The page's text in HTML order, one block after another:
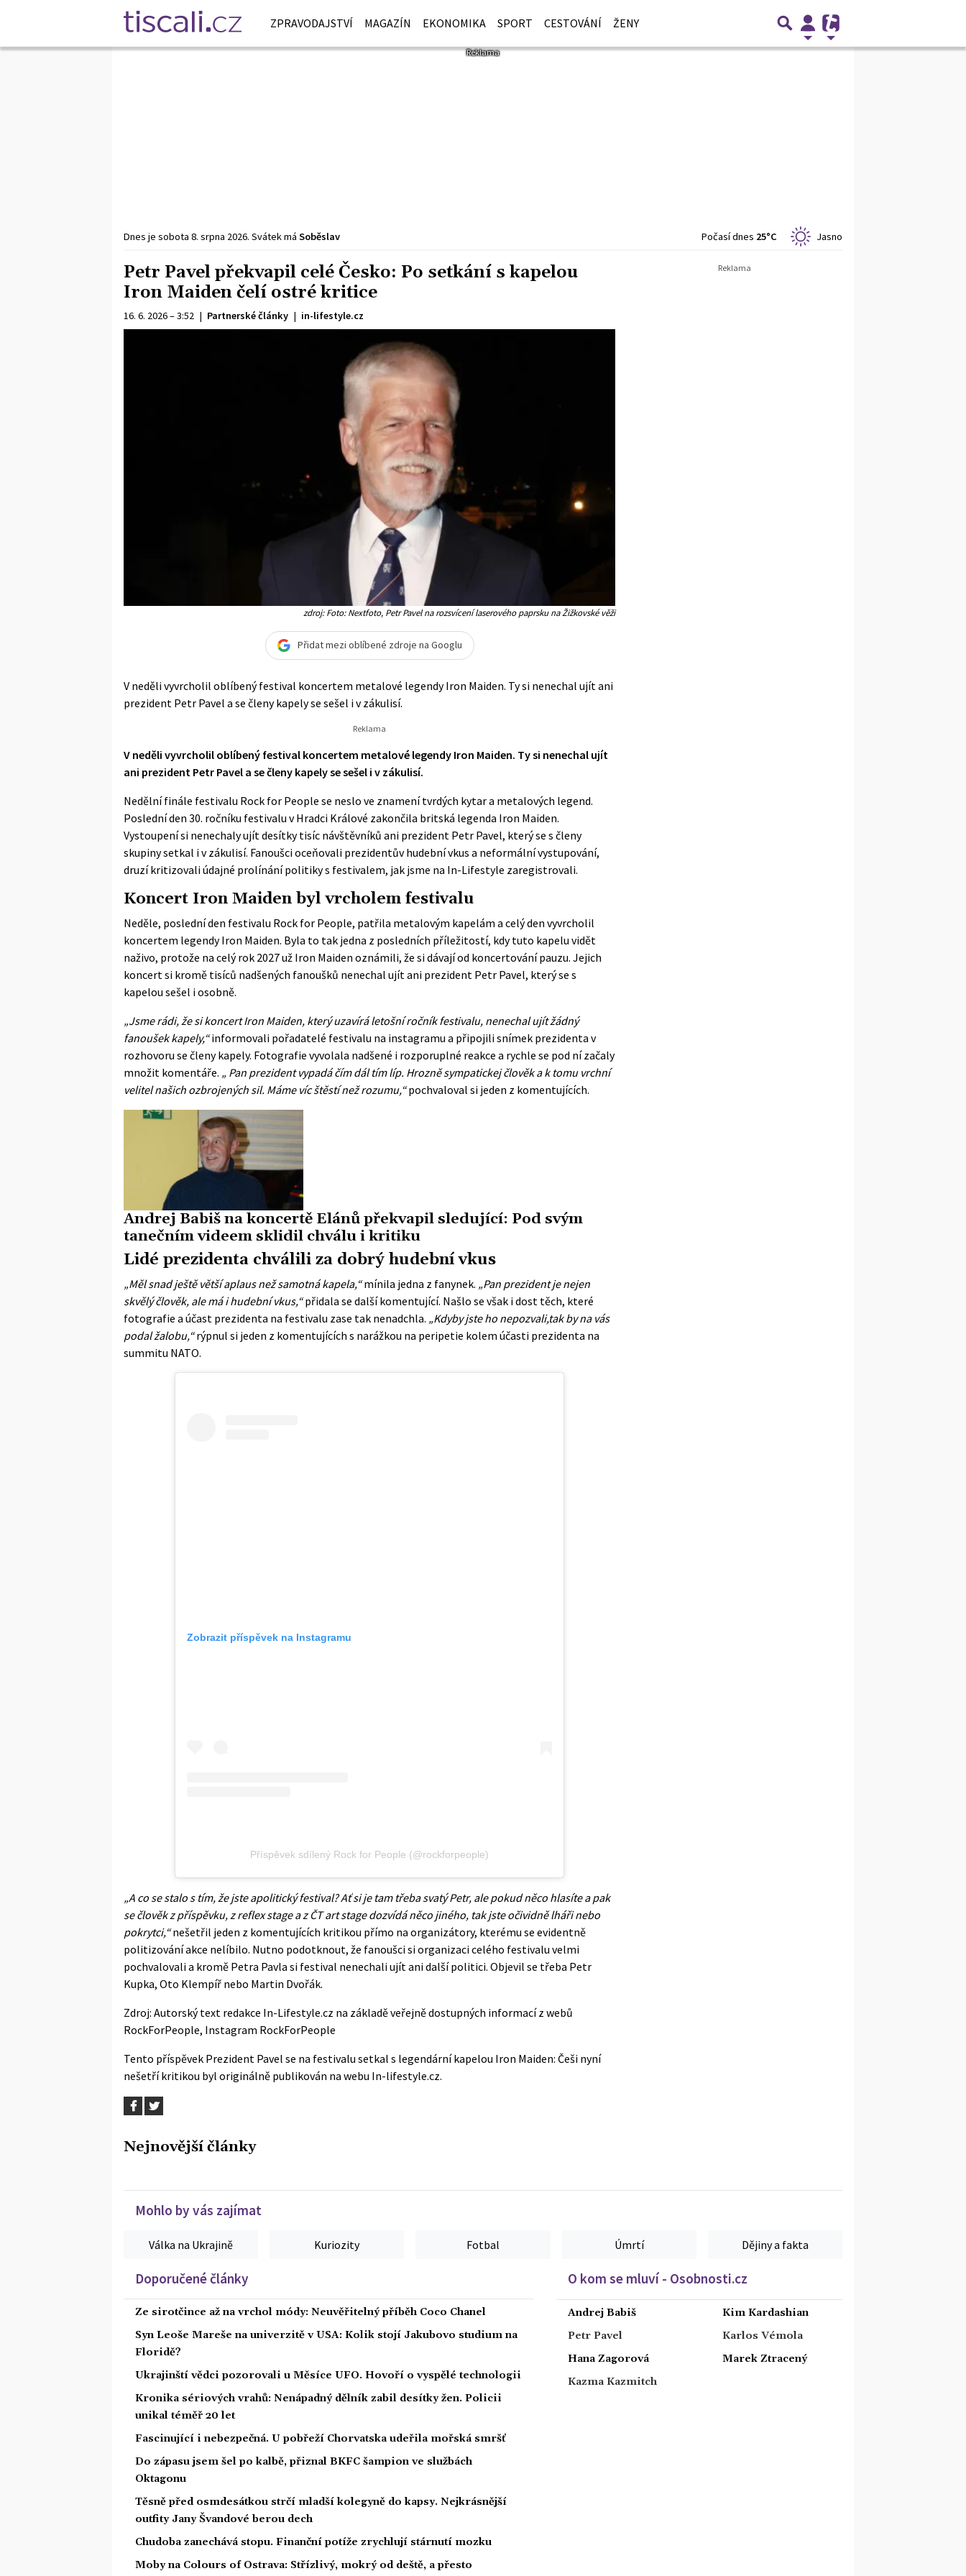
ZPRAVODAJSTVÍ MAGAZÍN EKONOMIKA SPORT CESTOVÁNÍ ŽENY
Dnes je sobota 8. srpna 2026. Svátek má Soběslav Počasí dnes 25°C Jasno
Petr Pavel překvapil celé Česko: Po setkání s kapelou
Iron Maiden čelí ostré kritice
16. 6. 2026 – 3:52 | Partnerské články | in-lifestyle.cz
zdroj: Foto: Nextfoto, Petr Pavel na rozsvícení laserového paprsku na Žižkovské věži
Přidat mezi oblíbené zdroje na Googlu
V neděli vyvrcholil oblíbený festival koncertem metalové legendy Iron Maiden. Ty si nenechal ujít ani
prezident Petr Pavel a se členy kapely se sešel i v zákulisí.
V neděli vyvrcholil oblíbený festival koncertem metalové legendy Iron Maiden. Ty si nenechal ujít
ani prezident Petr Pavel a se členy kapely se sešel i v zákulisí.
Nedělní finále festivalu Rock for People se neslo ve znamení tvrdých kytar a metalových legend.
Poslední den 30. ročníku festivalu v Hradci Králové zakončila britská legenda Iron Maiden.
Vystoupení si nenechaly ujít desítky tisíc návštěvníků ani prezident Petr Pavel, který se s členy
skupiny setkal i v zákulisí. Fanoušci oceňovali prezidentův hudební vkus a neformální vystupování,
druzí kritizovali údajné prolínání politiky s festivalem, jak jsme na In-Lifestyle zaregistrovali.
Koncert Iron Maiden byl vrcholem festivalu
Neděle, poslední den festivalu Rock for People, patřila metalovým kapelám a celý den vyvrcholil
koncertem legendy Iron Maiden. Byla to tak jedna z posledních příležitostí, kdy tuto kapelu vidět
naživo, protože na celý rok 2027 už Iron Maiden oznámili, že si dávají od koncertování pauzu. Jejich
koncert si kromě tisíců nadšených fanoušků nenechal ujít ani prezident Petr Pavel, který se s
kapelou sešel i osobně.
„Jsme rádi, že si koncert Iron Maiden, který uzavírá letošní ročník festivalu, nenechal ujít žádný
fanoušek kapely,“informovali pořadatelé festivalu na instagramu a připojili snímek prezidenta v
rozhovoru se členy kapely. Fotografie vyvolala nadšené i rozporuplné reakce a rychle se pod ní začaly
množit komentáře. „ Pan prezident vypadá čím dál tím líp. Hrozně sympatickej člověk a k tomu vrchní
velitel našich ozbrojených sil. Máme víc štěstí než rozumu,“pochvaloval si jeden z komentujících.
Andrej Babiš na koncertě Elánů překvapil sledující: Pod svým
tanečním videem sklidil chválu i kritiku
Lidé prezidenta chválili za dobrý hudební vkus
„Měl snad ještě větší aplaus než samotná kapela,“mínila jedna z fanynek. „Pan prezident je nejen
skvělý člověk, ale má i hudební vkus,“přidala se další komentující. Našlo se však i dost těch, které
fotografie a účast prezidenta na festivalu zase tak nenadchla. „Kdyby jste ho nepozvali,tak by na vás
podal žalobu,“rýpnul si jeden z komentujících s narážkou na peripetie kolem účasti prezidenta na
summitu NATO.
Zobrazit příspěvek na Instagramu
Příspěvek sdílený Rock for People (@rockforpeople)
„A co se stalo s tím, že jste apolitický festival? Ať si je tam třeba svatý Petr, ale pokud něco hlasíte a pak
se člověk z příspěvku, z reflex stage a z ČT art stage dozvídá něco jiného, tak jste očividně lháři nebo
pokrytci,“nešetřil jeden z komentujících kritikou přímo na organizátory, kterému se evidentně
politizování akce nelíbilo. Nutno podotknout, že fanoušci si organizaci celého festivalu velmi
pochvalovali a kromě Petra Pavla si festival nenechali ujít ani další politici. Objevil se třeba Petr
Kupka, Oto Klempíř nebo Martin Dvořák.
Zdroj: Autorský text redakce In-Lifestyle.cz na základě veřejně dostupných informací z webů
RockForPeople, Instagram RockForPeople
Tento příspěvek Prezident Pavel se na festivalu setkal s legendární kapelou Iron Maiden: Češi nyní
nešetří kritikou byl originálně publikován na webu In-lifestyle.cz.
Nejnovější články
Mohlo by vás zajímat
Válka na Ukrajině Kuriozity Fotbal Úmrtí Dějiny a fakta
Doporučené články
Ze sirotčince až na vrchol módy: Neuvěřitelný příběh Coco Chanel
Syn Leoše Mareše na univerzitě v USA: Kolik stojí Jakubovo studium na
Floridě?
Ukrajinští vědci pozorovali u Měsíce UFO. Hovoří o vyspělé technologii
Kronika sériových vrahů: Nenápadný dělník zabil desítky žen. Policii
unikal téměř 20 let
Fascinující i nebezpečná. U pobřeží Chorvatska udeřila mořská smršť
Do zápasu jsem šel po kalbě, přiznal BKFC šampion ve službách
Oktagonu
Těsně před osmdesátkou strčí mladší kolegyně do kapsy. Nejkrásnější
outfity Jany Švandové berou dech
Chudoba zanechává stopu. Finanční potíže zrychlují stárnutí mozku
Moby na Colours of Ostrava: Střízlivý, mokrý od deště, a přesto
O kom se mluví - Osobnosti.cz
Andrej Babiš
Petr Pavel
Hana Zagorová
Kazma Kazmitch
Kim Kardashian
Karlos Vémola
Marek Ztracený